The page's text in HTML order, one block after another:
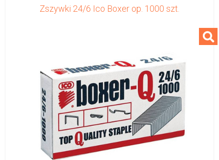
Zszywki 24/6 Ico Boxer op. 1000 szt.